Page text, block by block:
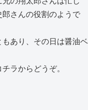
郎さんの役割のようで
あり、その日は醤油ベ
ラからどうぞ。